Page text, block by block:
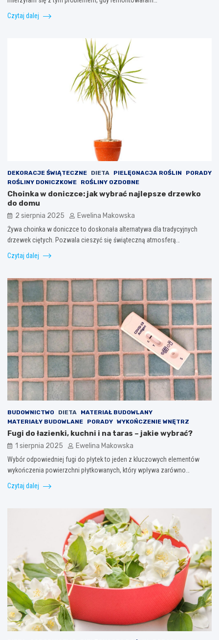
Czytaj dalej
DEKORACJE ŚWIĄTECZNE DIETA PIELĘGNACJA ROŚLIN
PORADY
ROŚLINY DONICZKOWE
ROŚLINY OZDOBNE
Choinka w doniczce: jak wybrać najlepsze drzewko
do domu
2 sierpnia 2025 Ewelina Makowska
Żywa choinka w doniczce to doskonała alternatywa dla tradycyjnych
drzewek ciętych. Pozwala cieszyć się świąteczną atmosferą…
Czytaj dalej
BUDOWNICTWO DIETA
MATERIAŁ BUDOWLANY
MATERIAŁY BUDOWLANE
PORADY WYKOŃCZENIE WNĘTRZ
Fugi do łazienki, kuchni i na taras – jakie wybrać?
1 sierpnia 2025 Ewelina Makowska
Wybór odpowiedniej fugi do płytek to jeden z kluczowych elementów
wykończenia powierzchni płytkowanych, który wpływa zarówno…
Czytaj dalej